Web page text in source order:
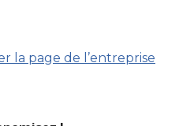
la page de l’entreprise